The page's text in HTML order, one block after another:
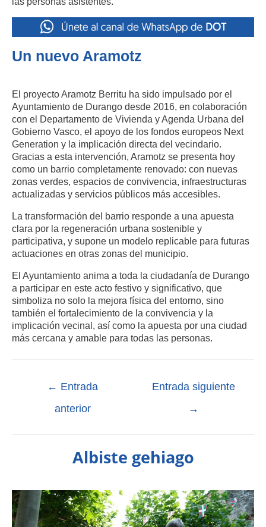
Un nuevo Aramotz
El proyecto Aramotz Berritu ha sido impulsado por el
Ayuntamiento de Durango desde 2016, en colaboración
con el Departamento de Vivienda y Agenda Urbana del
Gobierno Vasco, el apoyo de los fondos europeos Next
Generation y la implicación directa del vecindario.
Gracias a esta intervención, Aramotz se presenta hoy
como un barrio completamente renovado: con nuevas
zonas verdes, espacios de convivencia, infraestructuras
actualizadas y servicios públicos más accesibles.
La transformación del barrio responde a una apuesta
clara por la regeneración urbana sostenible y
participativa, y supone un modelo replicable para futuras
actuaciones en otras zonas del municipio.
El Ayuntamiento anima a toda la ciudadanía de Durango
a participar en este acto festivo y significativo, que
simboliza no solo la mejora física del entorno, sino
también el fortalecimiento de la convivencia y la
implicación vecinal, así como la apuesta por una ciudad
más cercana y amable para todas las personas.
← Entrada
anterior
Entrada siguiente
→
Albiste gehiago